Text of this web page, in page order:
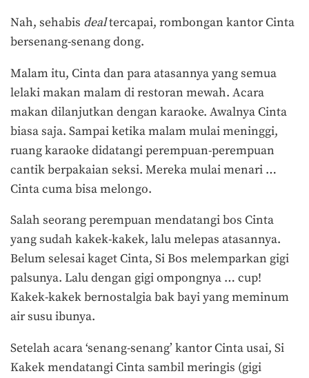
Nah, sehabis dealtercapai, rombongan kantor Cinta
bersenang-senang dong.
Malam itu, Cinta dan para atasannya yang semua
lelaki makan malam di restoran mewah. Acara
makan dilanjutkan dengan karaoke. Awalnya Cinta
biasa saja. Sampai ketika malam mulai meninggi,
ruang karaoke didatangi perempuan-perempuan
cantik berpakaian seksi. Mereka mulai menari …
Cinta cuma bisa melongo.
Salah seorang perempuan mendatangi bos Cinta
yang sudah kakek-kakek, lalu melepas atasannya.
Belum selesai kaget Cinta, Si Bos melemparkan gigi
palsunya. Lalu dengan gigi ompongnya … cup!
Kakek-kakek bernostalgia bak bayi yang meminum
air susu ibunya.
Setelah acara ‘senang-senang’ kantor Cinta usai, Si
Kakek mendatangi Cinta sambil meringis (gigi